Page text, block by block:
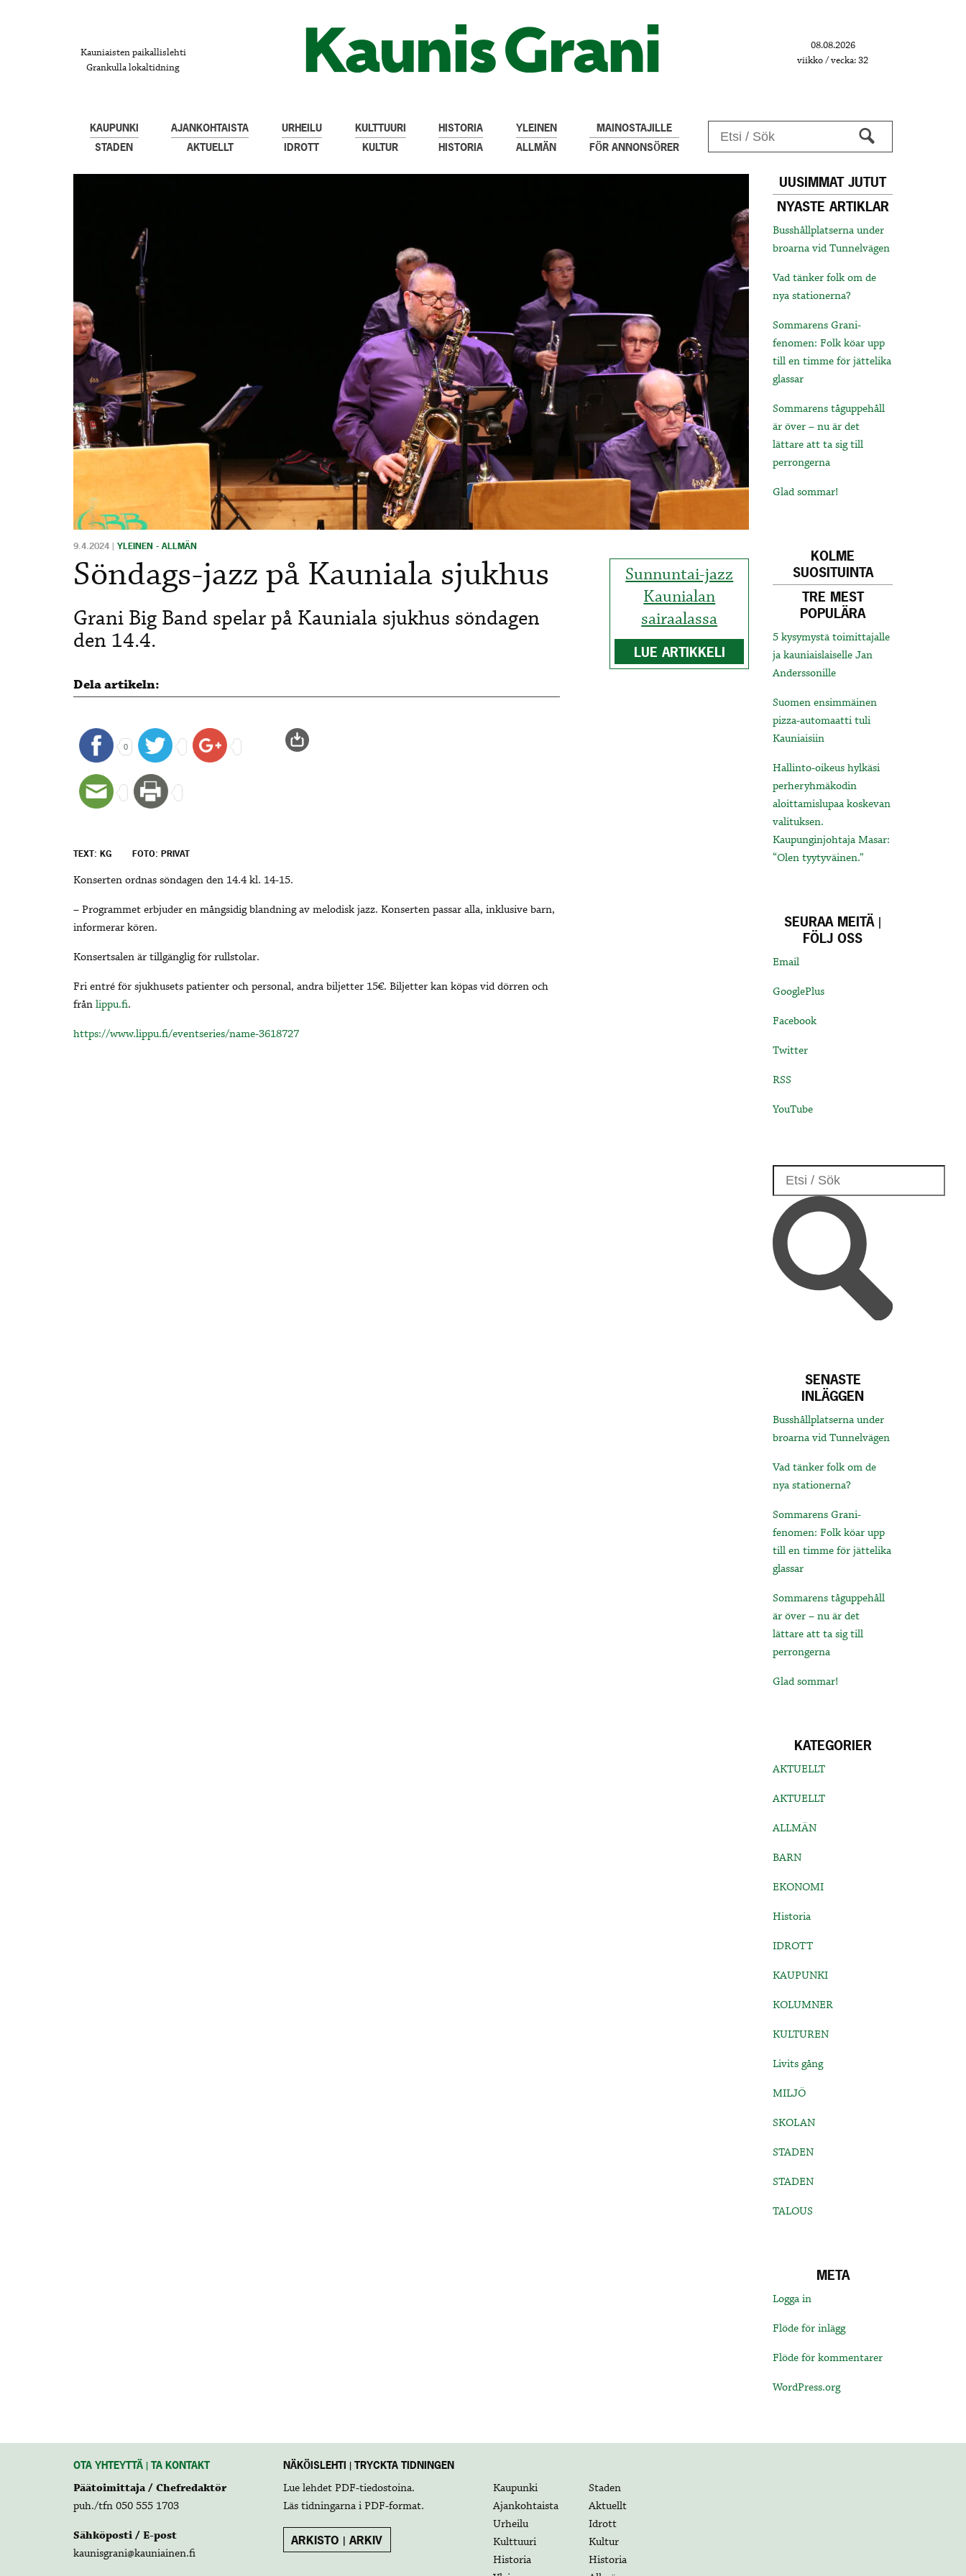
Kauniaisten paikallislehti
Grankulla lokaltidning
08.08.2026
viikko / vecka: 32
KAUPUNKI
STADEN
AJANKOHTAISTA
AKTUELLT
URHEILU
IDROTT
KULTTUURI
KULTUR
HISTORIA
HISTORIA
YLEINEN
ALLMÄN
MAINOSTAJILLE
FÖR ANNONSÖRER
Sunnuntai-jazz
Kaunialan
sairaalassa
LUE ARTIKKELI
9.4.2024 | YLEINEN - ALLMÄN
Söndags-jazz på Kauniala sjukhus
Grani Big Band spelar på Kauniala sjukhus söndagen
den 14.4.
Dela artikeln:
0
TEXT: KG FOTO: PRIVAT
Konserten ordnas söndagen den 14.4 kl. 14-15.
– Programmet erbjuder en mångsidig blandning av melodisk jazz. Konserten passar alla, inklusive barn,
informerar kören.
Konsertsalen är tillgänglig för rullstolar.
Fri entré för sjukhusets patienter och personal, andra biljetter 15€. Biljetter kan köpas vid dörren och
från lippu.fi.
https://www.lippu.fi/eventseries/name-3618727
UUSIMMAT JUTUT
NYASTE ARTIKLAR
Busshållplatserna under
broarna vid Tunnelvägen
Vad tänker folk om de
nya stationerna?
Sommarens Grani-
fenomen: Folk köar upp
till en timme för jättelika
glassar
Sommarens tåguppehåll
är över – nu är det
lättare att ta sig till
perrongerna
Glad sommar!
KOLME
SUOSITUINTA
TRE MEST
POPULÄRA
5 kysymystä toimittajalle
ja kauniaislaiselle Jan
Anderssonille
Suomen ensimmäinen
pizza-automaatti tuli
Kauniaisiin
Hallinto-oikeus hylkäsi
perheryhmäkodin
aloittamislupaa koskevan
valituksen.
Kaupunginjohtaja Masar:
“Olen tyytyväinen.”
SEURAA MEITÄ |
FÖLJ OSS
Email
GooglePlus
Facebook
Twitter
RSS
YouTube
SENASTE
INLÄGGEN
Busshållplatserna under
broarna vid Tunnelvägen
Vad tänker folk om de
nya stationerna?
Sommarens Grani-
fenomen: Folk köar upp
till en timme för jättelika
glassar
Sommarens tåguppehåll
är över – nu är det
lättare att ta sig till
perrongerna
Glad sommar!
KATEGORIER
AKTUELLT
AKTUELLT
ALLMÄN
BARN
EKONOMI
Historia
IDROTT
KAUPUNKI
KOLUMNER
KULTUREN
Livits gång
MILJÖ
SKOLAN
STADEN
STADEN
TALOUS
META
Logga in
Flöde för inlägg
Flöde för kommentarer
WordPress.org
OTA YHTEYTTÄ | TA KONTAKT
Päätoimittaja / Chefredaktör
puh./tfn 050 555 1703
Sähköposti / E-post
kaunisgrani@kauniainen.fi
NÄKÖISLEHTI | TRYCKTA TIDNINGEN
Lue lehdet PDF-tiedostoina.
Läs tidningarna i PDF-format.
ARKISTO | ARKIV
Kaupunki
Staden
Ajankohtaista
Aktuellt
Urheilu
Idrott
Kulttuuri
Kultur
Historia
Historia